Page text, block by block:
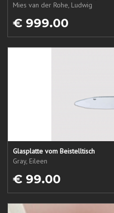
Mies van der Rohe, Ludwig
€ 999.00
Glasplatte vom Beistelltisch
Gray, Eileen
€ 99.00